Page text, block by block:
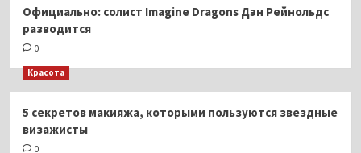
Официально: солист Imagine Dragons Дэн Рейнольдс
разводится
0
Красота
5 секретов макияжа, которыми пользуются звездные
визажисты
0